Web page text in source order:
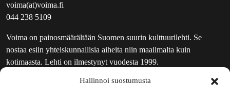
Hallinnoi suostumusta
voima(at)voima.fi
044 238 5109
Voima on painosmäärältään Suomen suurin kulttuurilehti. Se
nostaa esiin yhteiskunnallisia aiheita niin maailmalta kuin
kotimaasta. Lehti on ilmestynyt vuodesta 1999.